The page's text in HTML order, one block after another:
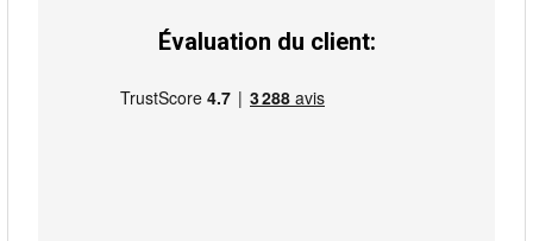
Évaluation du client: